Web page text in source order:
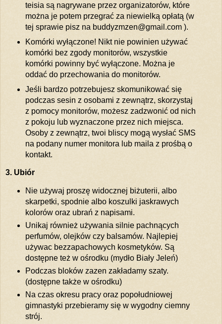
teisia są nagrywane przez organizatorów, które
można je potem przegrać za niewielką opłatą (w
tej sprawie pisz na buddyzmzen@gmail.com ).
Komórki wyłączone! Nikt nie powinien używać
komórki bez zgody monitorów, wszystkie
komórki powinny być wyłączone. Można je
oddać do przechowania do monitorów.
Jeśli bardzo potrzebujesz skomunikować się
podczas sesin z osobami z zewnątrz, skorzystaj
z pomocy monitorów, możesz zadzwonić od nich
z pokoju lub wyznaczone przez nich miejsca.
Osoby z zewnątrz, twoi bliscy mogą wysłać SMS
na podany numer monitora lub maila z prośbą o
kontakt.
3. Ubiór
Nie używaj proszę widocznej biżuterii, albo
skarpetki, spodnie albo koszulki jaskrawych
kolorów oraz ubrań z napisami.
Unikaj również używania silnie pachnących
perfumów, olejków czy balsamów. Najlepiej
używac bezzapachowych kosmetyków. Są
dostępne też w ośrodku (mydło Biały Jeleń)
Podczas bloków zazen zakładamy szaty.
(dostępne także w ośrodku)
Na czas okresu pracy oraz popołudniowej
gimnastyki przebieramy się w wygodny ciemny
strój.